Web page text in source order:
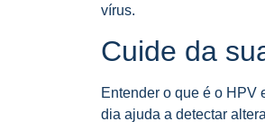
vírus.
Cuide da
Entender o que é o HPV
dia ajuda a detectar